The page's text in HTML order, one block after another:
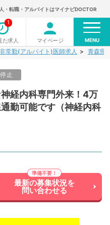
・転職・アルバイトはマイナビDOCTOR
た求人
1
マイページ MENU
非常勤(アルバイト)医師求人 青森県
止
経内科専門外来！4万
勤可能です（神経内科
最新の募集状況を
問い合わせる